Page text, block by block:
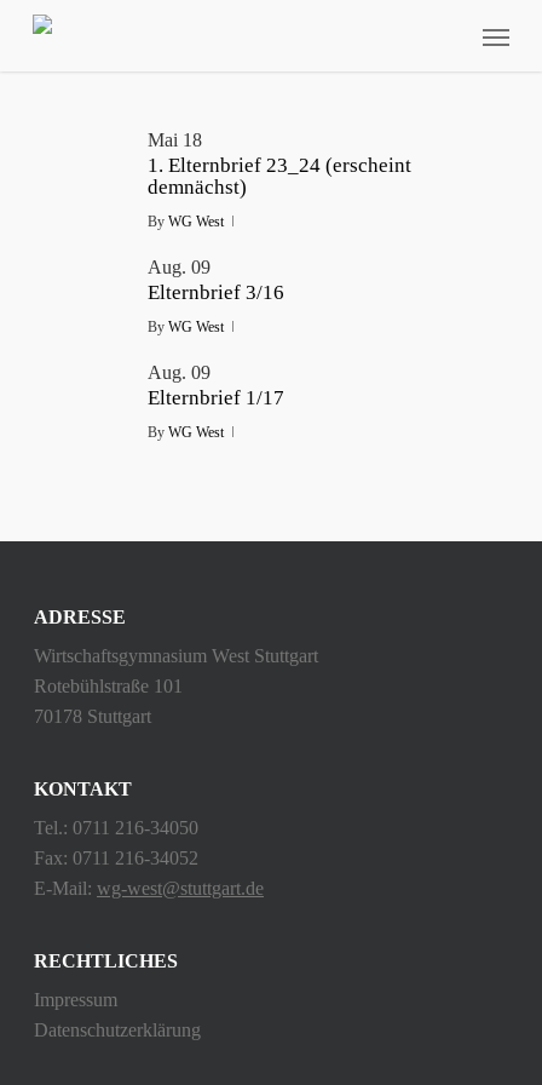
Skip
Mai 18
1. Elternbrief 23_24 (erscheint
demnächst)
By WG West
Aug. 09
Elternbrief 3/16
By WG West
Aug. 09
Elternbrief 1/17
By WG West
ADRESSE
Wirtschaftsgymnasium West Stuttgart
Rotebühlstraße 101
70178 Stuttgart
KONTAKT
Tel.: 0711 216-34050
Fax: 0711 216-34052
E-Mail: wg-west@stuttgart.de
RECHTLICHES
Impressum
Datenschutzerklärung